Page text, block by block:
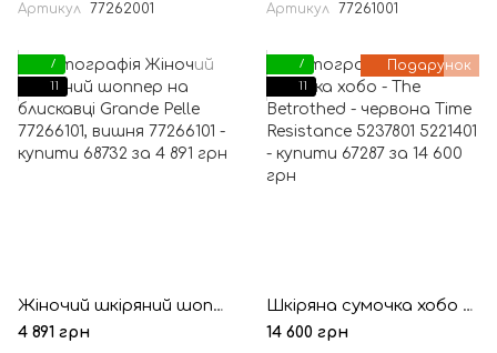
Артикул 77262001 Артикул 77261001
7
11
Жіночий шкіряний шоппер на блискавці Grande Pelle 77266101, вишня
4 891 грн
Подарунок
7
11
Шкіряна сумочка хобо - The Betrothed - червона Time Resistance 5237801
14 600 грн